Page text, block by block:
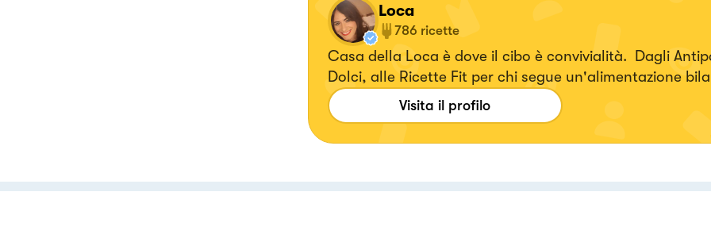
Loca
786 ricette
Casa della Loca è dove il cibo è convivialità. Dagli
Dolci, alle Ricette Fit per chi segue un'alimentazione
Cuoca a domicilio.Visita il profilo